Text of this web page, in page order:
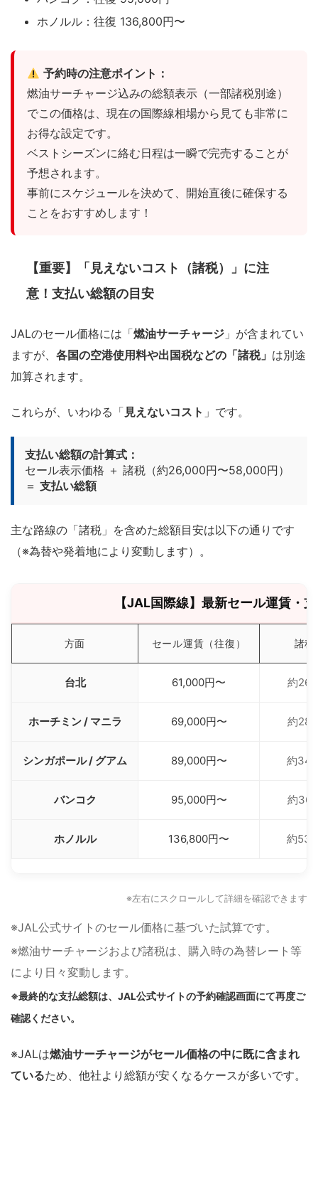
ホノルル：往復 136,800円〜
予約時の注意ポイント：
燃油サーチャージ込みの総額表示（一部諸税別途）
でこの価格は、現在の国際線相場から見ても非常に
お得な設定です。
ベストシーズンに絡む日程は一瞬で完売することが
予想されます。
事前にスケジュールを決めて、開始直後に確保する
ことをおすすめします！
【重要】「見えないコスト（諸税）」に注
意！支払い総額の目安
JALのセール価格には「燃油サーチャージ 」が含まれてい
ますが、 各国の空港使用料や出国税などの「諸税」 は別途
加算されます。
これらが、いわゆる「 見えないコスト 」です。
支払い総額の計算式：
セール表示価格 ＋ 諸税（約26,000円〜58,000円）
＝ 支払い総額
主な路線の「諸税」を含めた総額目安は以下の通りです
（※為替や発着地により変動します）。
【JAL国際線】最新セール運賃・
方面 セール運賃（往復） 諸税
台北 61,000円〜 約
ホーチミン / マニラ 69,000円〜 約
シンガポール / グアム 89,000円〜 約
バンコク 95,000円〜 約
ホノルル 136,800円〜 約
※左右にスクロールして詳細を確認できます
※JAL公式サイトのセール価格に基づいた試算です。
※燃油サーチャージおよび諸税は、購入時の為替レート等
により日々変動します。
※最終的な支払総額は、JAL公式サイトの予約確認画面にて再度ご
確認ください。
※JALは燃油サーチャージがセール価格の中に既に含まれ
ているため、他社より総額が安くなるケースが多いです。